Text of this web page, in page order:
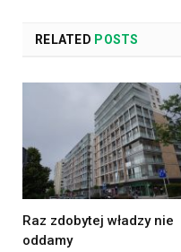
RELATED POSTS
Raz zdobytej władzy nie
oddamy